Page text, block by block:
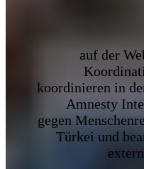
auf der
koordinieren in
Amnesty
gegen
Türkei und